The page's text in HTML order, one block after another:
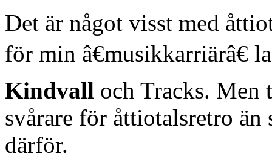
Det är något visst med
för min â€musikkarriärâ€
Kindvall och Tracks. Men
svårare för åttiotalsretro
därför.